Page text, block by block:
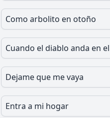
Como arbolito en otoño
Cuando el diablo anda en
Dejame que me vaya
Entra a mi hogar